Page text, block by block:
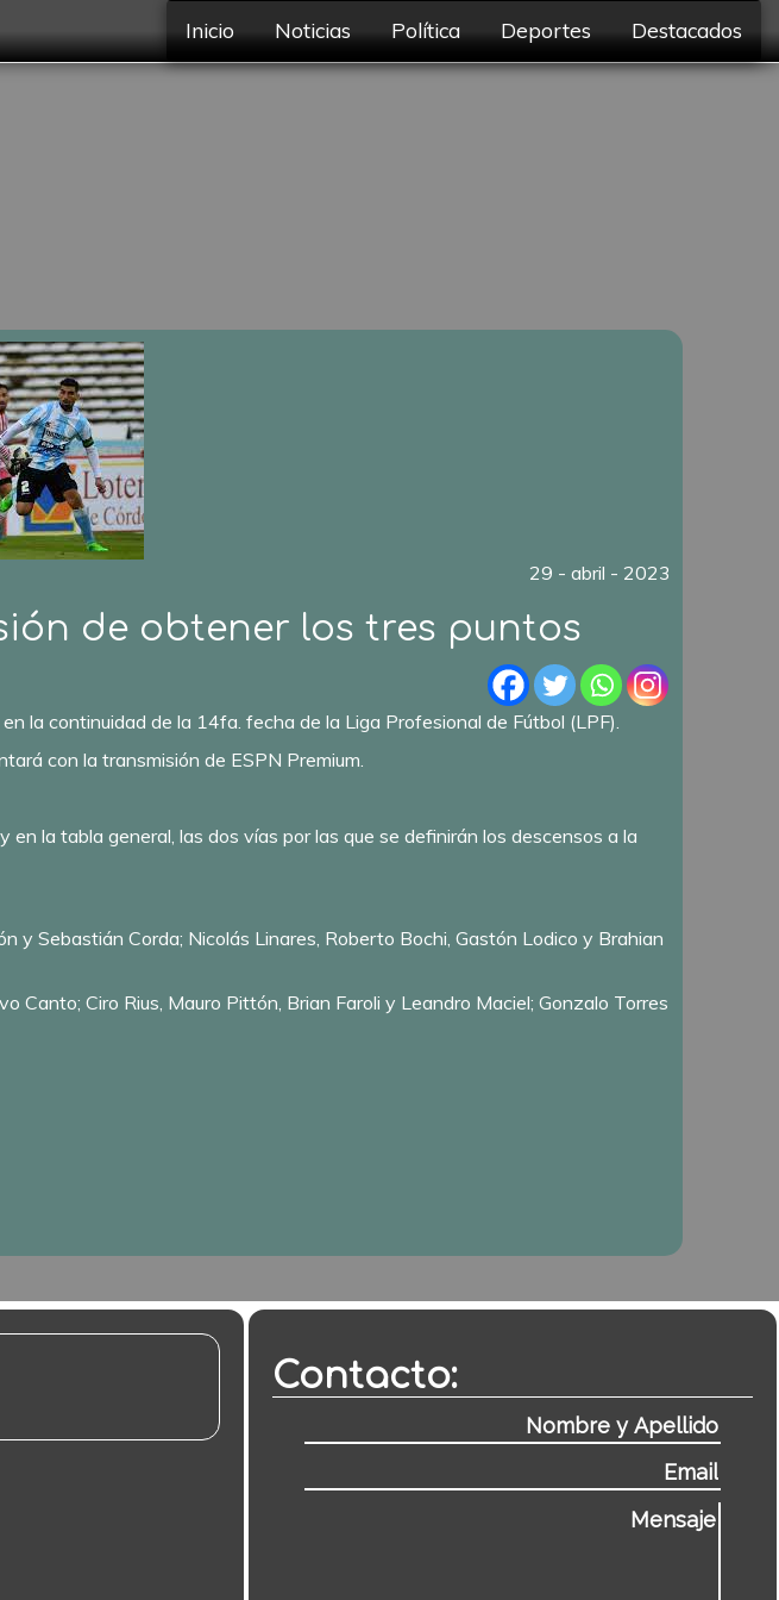
Inicio Noticias Política Deportes Destacados
29 - abril - 2023
de obtener los tres puntos
la continuidad de la 14fa. fecha de la Liga Profesional de Fútbol (LPF).
con la transmisión de ESPN Premium.
la tabla general, las dos vías por las que se definirán los descensos a la
y Sebastián Corda; Nicolás Linares, Roberto Bochi, Gastón Lodico y Brahian
Canto; Ciro Rius, Mauro Pittón, Brian Faroli y Leandro Maciel; Gonzalo Torres
Contacto: